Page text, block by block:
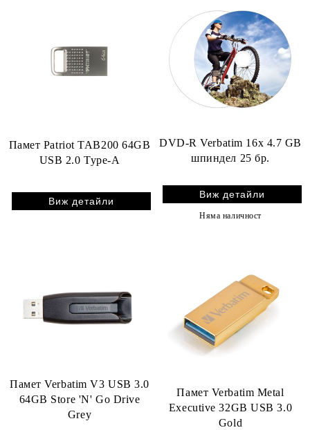
Памет Patriot TAB200 64GB
USB 2.0 Type-A
Виж детайли
DVD-R Verbatim 16x 4.7 GB
шпиндел 25 бр.
Виж детайли
Няма наличност
Памет Verbatim V3 USB 3.0
64GB Store 'N' Go Drive
Grey
Памет Verbatim Metal
Executive 32GB USB 3.0
Gold